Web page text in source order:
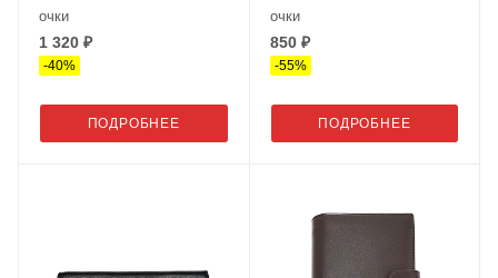
очки
1 320 ₽
-40%
ПОДРОБНЕЕ
очки
850 ₽
-55%
ПОДРОБНЕЕ